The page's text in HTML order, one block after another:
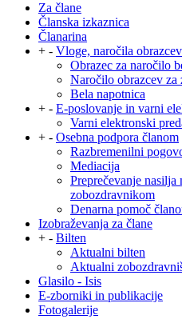
Za člane
Članska izkaznica
Članarina
+ - Vloge, naročila obrazcev
Obrazec za naročilo
Naročilo obrazcev za
Bela napotnica
+ - E-poslovanje in varni
Varni elektronski
+ - Osebna podpora članom
Razbremenilni
Mediacija
Preprečevanje
zobozdravnikom
Denarna pomoč
Izobraževanja za člane
+ - Bilten
Aktualni bilten
Aktualni
Glasilo - Isis
E-zborniki in publikacije
Fotogalerije